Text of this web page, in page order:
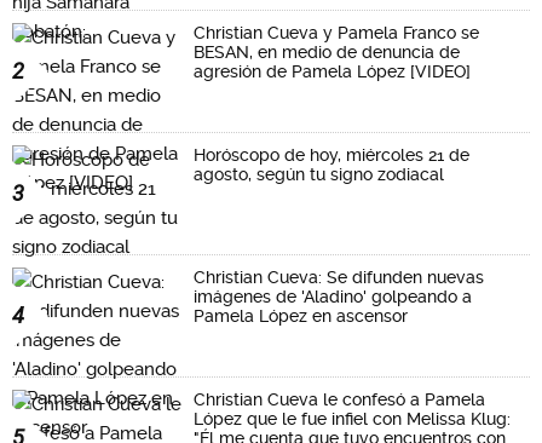
2
Christian Cueva y Pamela Franco se
BESAN, en medio de denuncia de
agresión de Pamela López [VIDEO]
3
Horóscopo de hoy, miércoles 21 de
agosto, según tu signo zodiacal
4
Christian Cueva: Se difunden nuevas
imágenes de 'Aladino' golpeando a
Pamela López en ascensor
Christian Cueva le confesó a Pamela
López que le fue infiel con Melissa Klug:
"Él me cuenta que tuvo encuentros con